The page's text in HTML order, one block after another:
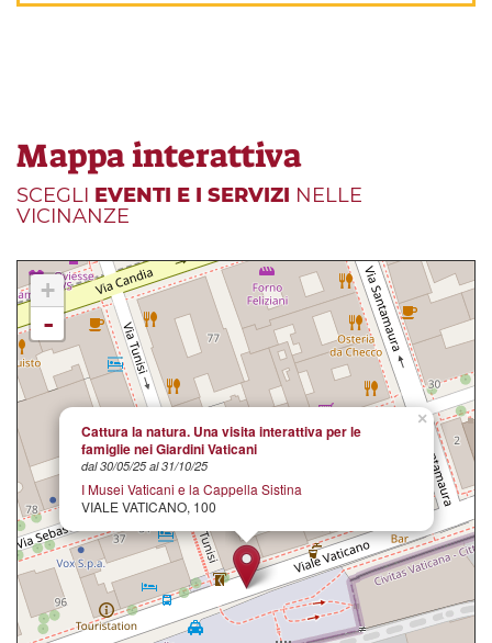
Mappa interattiva
SCEGLI EVENTI E I SERVIZI NELLE
VICINANZE
×
Cattura la natura. Una visita interattiva per le
famiglie nei Giardini Vaticani
dal 30/05/25 al 31/10/25
I Musei Vaticani e la Cappella Sistina
VIALE VATICANO, 100
+
-